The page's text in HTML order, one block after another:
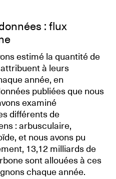
: flux
estimé la quantité de
à leurs
année, en
publiées que nous
examiné
différents de
: arbusculaire,
et nous avons pu
13,12 milliards de
sont allouées à ces
chaque année.